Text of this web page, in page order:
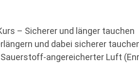
– Sicherer und länger tauchen
und dabei sicherer
angereicherter Luft